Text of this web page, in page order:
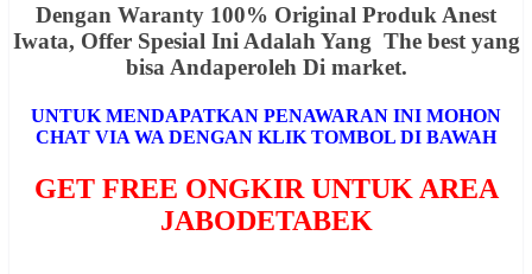
Dengan Waranty 100% Original Produk Anest
Iwata, Offer Spesial Ini Adalah Yang The best yang
bisa Andaperoleh Di market.
UNTUK MENDAPATKAN PENAWARAN INI MOHON
CHAT VIA WA DENGAN KLIK TOMBOL DI BAWAH
GET FREE ONGKIR UNTUK AREA
JABODETABEK